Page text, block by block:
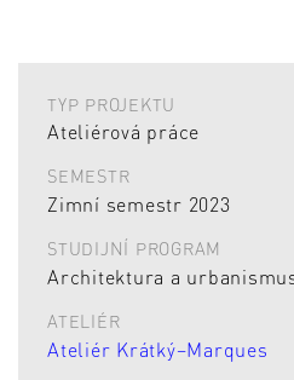
TYP PROJEKTU
Ateliérová práce
SEMESTR
Zimní semestr 2023
STUDIJNÍ PROGRAM
Architektura a
ATELIÉR
Ateliér Krátký–Marques